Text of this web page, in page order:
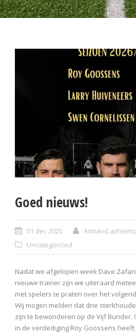
Goed nieuws!
01 dec 2025
Armand
Uncategorized
Nadat we afgelopen week Dave
nieuwe trainer zijn we uiteraard
met spelers te praten over het
Wij mogen melden dat drie
zijn te bewonderen op de Vijf
in de verdediging Roy Goossens